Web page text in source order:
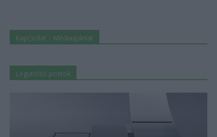
Kapcsolat - Médiaajánlat
Legutolsó postok